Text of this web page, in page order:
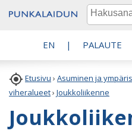
EN | PALAUTE
 Etusivu › Asuminen ja
viheralueet› Joukkoliikenne